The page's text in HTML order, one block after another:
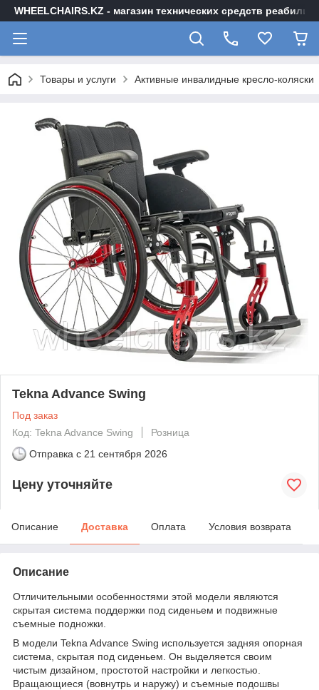
WHEELCHAIRS.KZ - магазин технических средств
Товары и услуги Активные инвалидные кресло-коляски
Tekna Advance Swing
Под заказ
Код: Tekna Advance Swing
Розница
Отправка с 21 сентября 2026
Цену уточняйте
Описание Доставка Оплата Условия возврата
Описание
Отличительными особенностями этой модели являются
скрытая система поддержки под сиденьем и подвижные
съемные подножки.
В модели Tekna Advance Swing используется задняя опорная
система, скрытая под сиденьем. Он выделяется своим
чистым дизайном, простотой настройки и легкостью.
Вращающиеся (вовнутрь и наружу) и съемные подошвы